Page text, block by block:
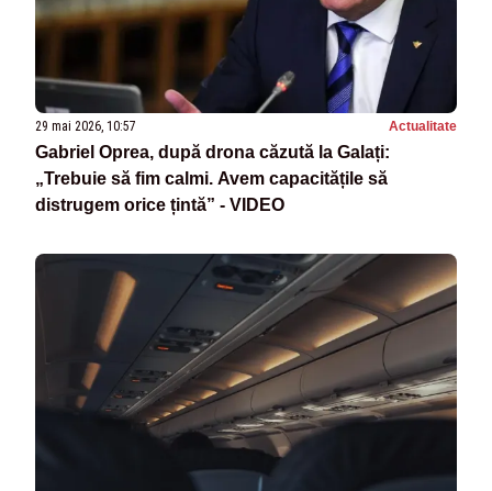
29 mai 2026, 10:57 Actualitate
Gabriel Oprea, după drona căzută la Galați:
„Trebuie să fim calmi. Avem capacitățile să
distrugem orice țintă” - VIDEO